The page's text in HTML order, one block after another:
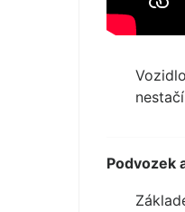
Podvozek